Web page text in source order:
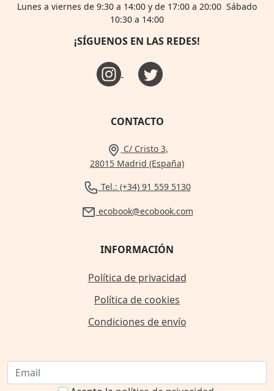
Lunes a viernes de 9:30 a 14:00 y de 17:00 a 20:00 Sábado
10:30 a 14:00
¡SÍGUENOS EN LAS REDES!
CONTACTO
C/ Cristo 3,
28015 Madrid (España)
Tel.: (+34) 91 559 5130
ecobook@ecobook.com
INFORMACIÓN
Política de privacidad
Política de cookies
Condiciones de envío